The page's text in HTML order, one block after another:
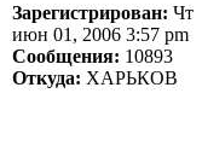
Зарегистрирован: Чт
июн 01, 2006 3:57 pm
Сообщения: 10893
Откуда: ХАРЬКОВ